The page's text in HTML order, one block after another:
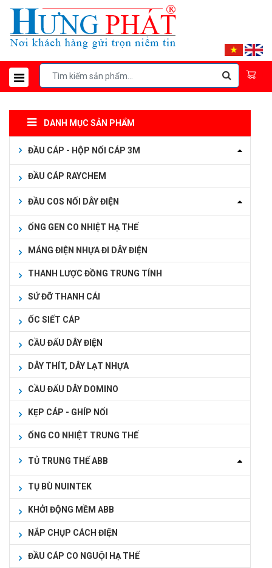
DANH MỤC SẢN PHẨM
ĐẦU CÁP - HỘP NỐI CÁP 3M
ĐẦU CÁP RAYCHEM
ĐẦU COS NỐI DÂY ĐIỆN
ỐNG GEN CO NHIỆT HẠ THẾ
MÁNG ĐIỆN NHỰA ĐI DÂY ĐIỆN
THANH LƯỢC ĐỒNG TRUNG TÍNH
SỨ ĐỠ THANH CÁI
ỐC SIẾT CÁP
CẦU ĐẤU DÂY ĐIỆN
DÂY THÍT, DÂY LẠT NHỰA
CẦU ĐẤU DÂY DOMINO
KẸP CÁP - GHÍP NỐI
ỐNG CO NHIỆT TRUNG THẾ
TỦ TRUNG THẾ ABB
TỤ BÙ NUINTEK
KHỞI ĐỘNG MỀM ABB
NẮP CHỤP CÁCH ĐIỆN
ĐẦU CÁP CO NGUỘI HẠ THẾ